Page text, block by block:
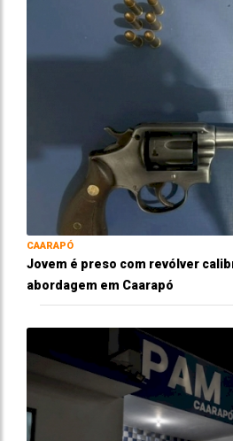
CAARAPÓ
Jovem é preso com revólver
abordagem em Caarapó